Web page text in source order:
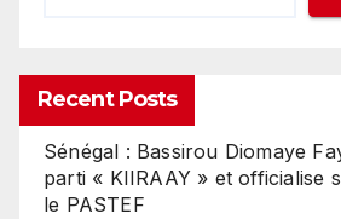
Recent Posts
Sénégal : Bassirou Diomaye
parti « KIIRAAY » et officialise
le PASTEF